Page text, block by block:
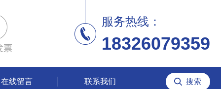
票
服务热线：
18326079359
在线留言 联系我们